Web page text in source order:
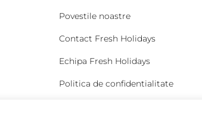
Povestile noastre
Contact Fresh Holidays
Echipa Fresh Holidays
Politica de confidentialitate